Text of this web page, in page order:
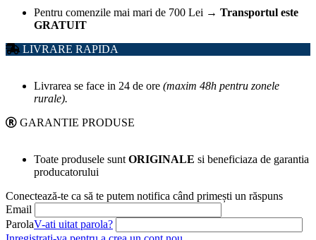
Pentru comenzile mai mari de 700 Lei → Transportul este
GRATUIT
LIVRARE RAPIDA
Livrarea se face in 24 de ore (maxim 48h pentru zonele
rurale).
GARANTIE PRODUSE
Toate produsele sunt ORIGINALE si beneficiaza de garantia
producatorului
Conectează-te ca să te putem notifica când primești un răspuns
Email
ParolaV-ati uitat parola?